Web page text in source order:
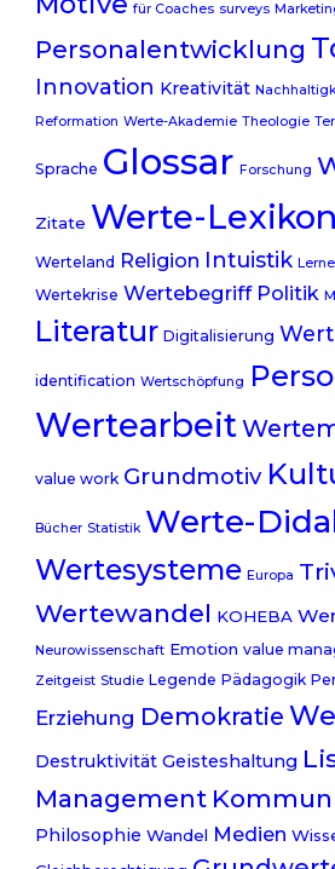
für Coaches surveys
Personalentwicklung
Innovation Kreativität
Reformation Werte-Akademie Theologie
Sprache Glossar Forschung
Zitate Werte-Lexikon
Werteland Religion Intuistik
Wertekrise Wertebegriff Politik
Literatur Digitalisierung
identification Wertschöpfung
Wertearbeit
value work Grundmotiv
Bücher Statistik Werte-
Wertesysteme Europa
Wertewandel KOHEBA
Neurowissenschaft Emotion value
Zeitgeist Studie Legende Pädagogik
Erziehung Demokratie
Destruktivität Geisteshaltung
Management
Philosophie Wandel Medien